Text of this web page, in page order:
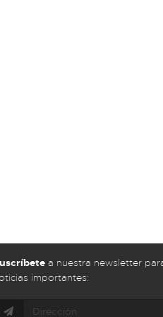
a nuestra newsletter
importantes: